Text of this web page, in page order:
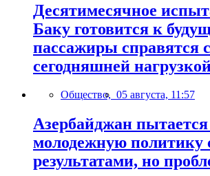
Десятимесячное
Баку готовится к
пассажиры справятся с
сегодняшней
Общество, 05 августа, 11:57
Азербайджан пытается
молодежную политику
результатами, но